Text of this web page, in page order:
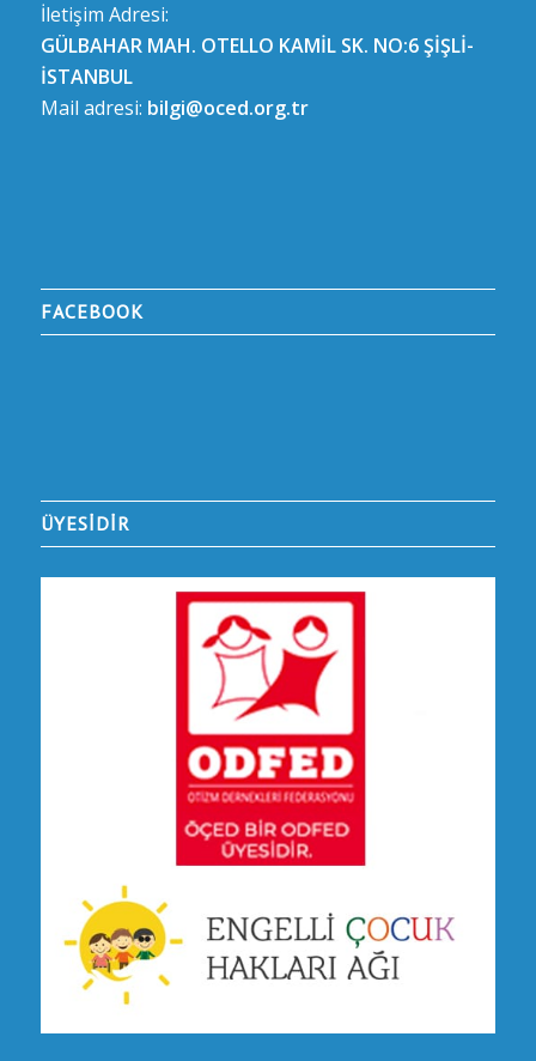
İletişim Adresi:
GÜLBAHAR MAH. OTELLO KAMİL SK. NO:6 ŞİŞLİ-
İSTANBUL
Mail adresi: bilgi@oced.org.tr
FACEBOOK
ÜYESİDİR